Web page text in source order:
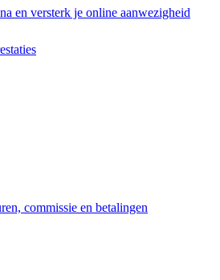
en versterk je online aanwezigheid
commissie en betalingen